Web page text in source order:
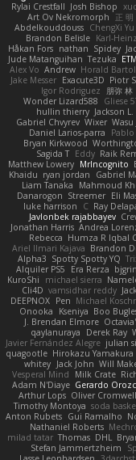
Rylai Crestfall Josh Bishop
Art Ov Nekromorph
正 明
Abdelkouddouss ChengXi Yu
Brandon Belisle Karl-
Håkan Fors nathan Spidey
Jude Matanguihan Tezuka ETM
Alex Vo Andrew Horald
Jake Messer Exacute3D Piotr
Igor Rodriguez
朋弥 林
Wonder Lizard588
Gliese
hullin thierry Jackson L.
Gabriel Chvyrev Wixer
Daniel Larios-parra
Pablo
Bryan Kirkwood
Sagida T Eddy Raik
Matthew Lowery MrIncognito
Khaidu ryan jordan Gabriel
Liam Tanaka
Mahmoud
Danarogon Streemer Eli
luke harrison
C Ray
Javlonbek rajabbayev
Jonathan Harris Andrea
Rebecca Humza R Iqbal
Ariel Ilmari Kajava Brandon
Alpha3 Spotty Spotty YQ
Alquiler PS5
Era Rerza
KuroShi
michael sierra
Cli4D vamsidhar reddy
DEEPNOX Pen Michael
Onooka
Kseniya Boo
J. Brendan Elmore
qaylanuraya
Derek Ray
Javier Fernández Alegre julian
quagootle Hirokazu Yamakura
whitey Jack John Will
Vesperal Mind
Milk Crate
Adam N'Diaye Gerardo
Arthur Lops Oliver Cromwell
Timothy Montoya soda
Anton Rubets Gui Ramalho
Nathaniel Roberts
milad tatar Thomas DHL
Stefan Jammertzheim